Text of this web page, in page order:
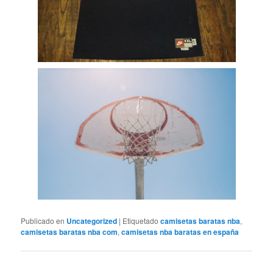
Publicado en Uncategorized | Etiquetado camisetas baratas nba,
camisetas baratas nba com,camisetas nba baratas en españa